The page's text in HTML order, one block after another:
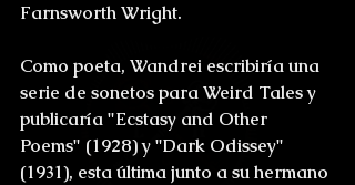
Farnsworth Wright.
Como poeta, Wandrei escribiría una
serie de sonetos para Weird Tales y
publicaría "Ecstasy and Other
Poems" (1928) y "Dark Odissey"
(1931), esta última junto a su hermano